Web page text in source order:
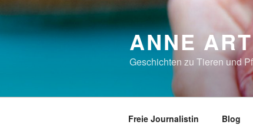
Zum
Inhalt
springen
ANNE ART
Geschichten zu Tieren und
Freie Journalistin Blog